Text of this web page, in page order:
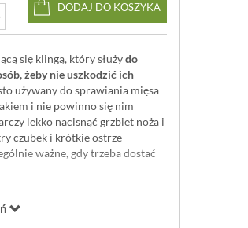
DODAJ DO KOSZYKA
się klingą, który służydo
żeby nie uszkodzić ich
używany do sprawiania mięsa
i nie powinno się nim
lekko nacisnąć grzbiet noża i
czubek i krótkie ostrze
ważne, gdy trzeba dostać
5 (szlif jednostronny)